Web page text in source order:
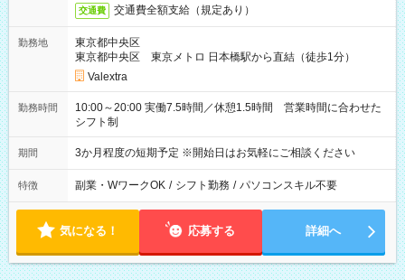
交通費 交通費全額支給（規定あり）
勤務地
東京都中央区
東京都中央区 東京メトロ 日本橋駅から直結（徒歩1分）
Valextra
勤務時間
10:00～20:00 実働7.5時間／休憩1.5時間 営業時間に合わせた
シフト制
期間 3か月程度の短期予定 ※開始日はお気軽にご相談ください
特徴 副業・WワークOK / シフト勤務 / パソコンスキル不要
気になる！ 応募する 詳細へ